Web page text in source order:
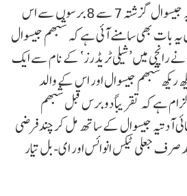
پولیس حکام نے بتایا کہ آدتیہ جیسوال گزشتہ 7 سے 8 برسوں سے اس
یہ بات بھی سامنے آئی ہے کہ شبھم جیسوال
رانچی میں ’شیلی ٹریڈرز‘ کے نام سے ایک
ریکھ شبھم جیسوال اور اس کے والد
ہے کہ تقریباً دو برس قبل شبھم
آدتیہ جیسوال کے ساتھ مل کر چند فرضی
صرف جعلی ٹیکس انوائس اور ای-بل تیار